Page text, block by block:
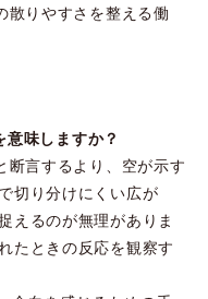
散りやすさを整える働
味しますか？
断言するより、空が示す
切り分けにくい広が
えるのが無理がありま
たときの反応を観察す